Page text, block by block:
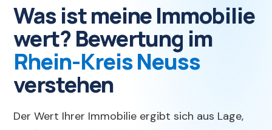
Was ist meine Immobilie
wert? Bewertung im
Rhein-Kreis Neuss
verstehen
Der Wert Ihrer Immobilie ergibt sich aus Lage,